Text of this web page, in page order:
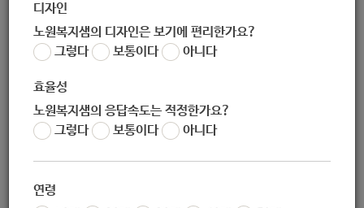
디자인
노원복지샘의 디자인은 보기에 편리한가요?
그렇다
보통이다 아니다
효율성
노원복지샘의 응답속도는 적정한가요?
그렇다
보통이다 아니다
연령
[대한LPG협회] 어린이 통학차량 LPG차 전환 지원 사업
노원 복지샘
작성일 2020-12-22 09:30